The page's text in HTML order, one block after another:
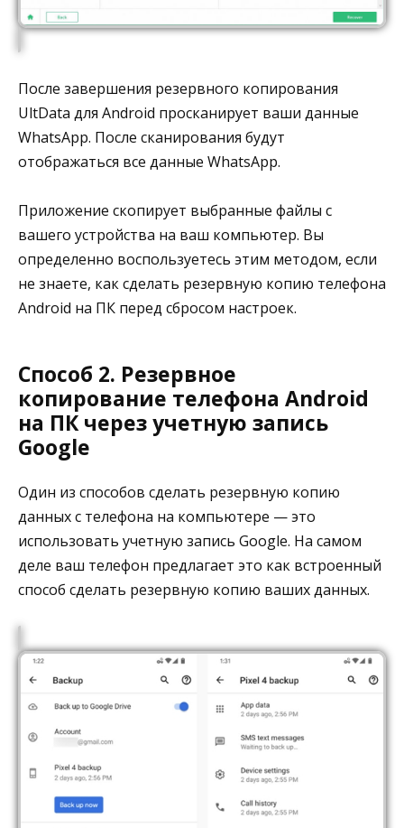
После завершения резервного копирования
UltData для Android просканирует ваши данные
WhatsApp. После сканирования будут
отображаться все данные WhatsApp.
Приложение скопирует выбранные файлы с
вашего устройства на ваш компьютер. Вы
определенно воспользуетесь этим методом, если
не знаете, как сделать резервную копию телефона
Android на ПК перед сбросом настроек.
Способ 2. Резервное
копирование телефона Android
на ПК через учетную запись
Google
Один из способов сделать резервную копию
данных с телефона на компьютере — это
использовать учетную запись Google. На самом
деле ваш телефон предлагает это как встроенный
способ сделать резервную копию ваших данных.